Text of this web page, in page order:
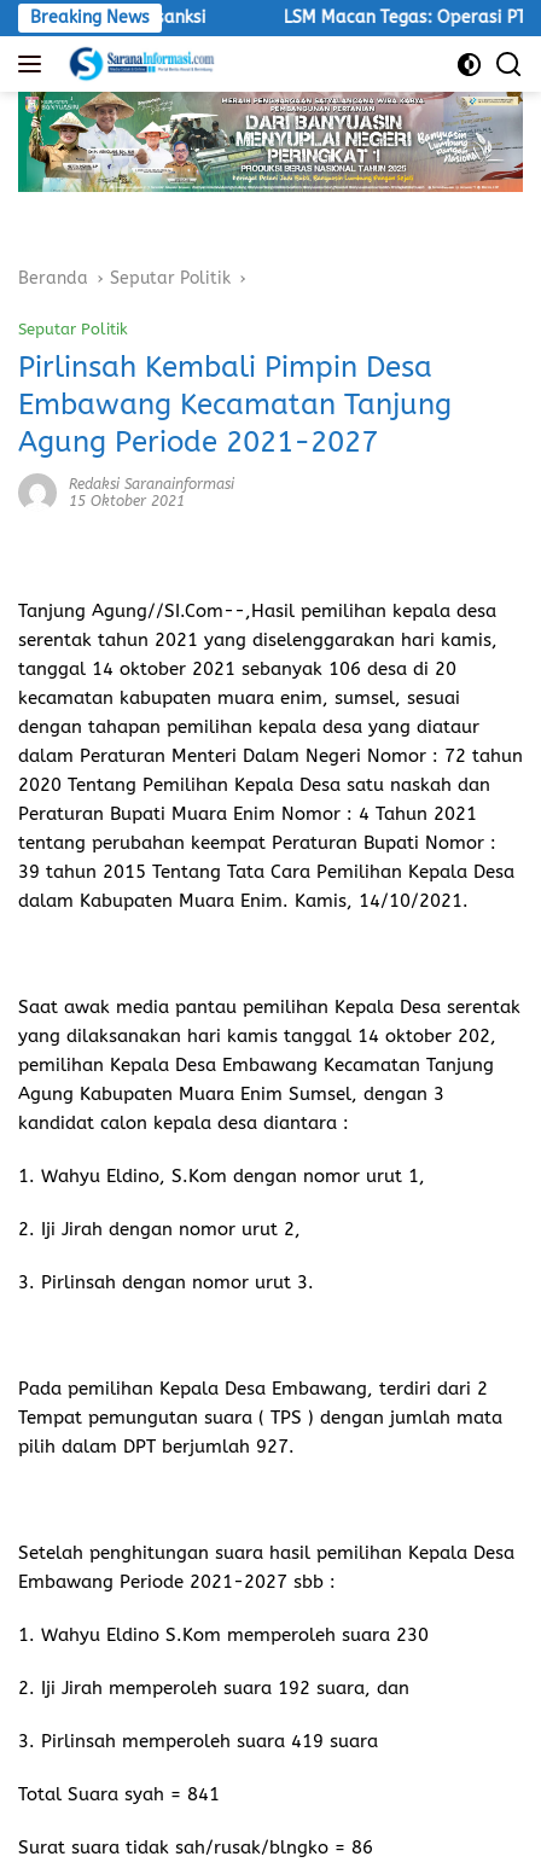
Langsung
ke
konten
Breaking News
Harus Disanksi LSM Macan Tegas: Operasi
Beranda Seputar Politik
Seputar Politik
Pirlinsah Kembali Pimpin Desa
Embawang Kecamatan Tanjung
Agung Periode 2021-2027
Redaksi Saranainformasi
15 Oktober 2021
Tanjung Agung//SI.Com- -,Hasil pemilihan kepala desa
serentak tahun 2021 yang diselenggarakan hari kamis,
tanggal 14 oktober 2021 sebanyak 106 desa di 20
kecamatan kabupaten muara enim, sumsel, sesuai
dengan tahapan pemilihan kepala desa yang diataur
dalam Peraturan Menteri Dalam Negeri Nomor : 72 tahun
2020 Tentang Pemilihan Kepala Desa satu naskah dan
Peraturan Bupati Muara Enim Nomor : 4 Tahun 2021
tentang perubahan keempat Peraturan Bupati Nomor :
39 tahun 2015 Tentang Tata Cara Pemilihan Kepala Desa
dalam Kabupaten Muara Enim. Kamis, 14/10/2021.
Saat awak media pantau pemilihan Kepala Desa serentak
yang dilaksanakan hari kamis tanggal 14 oktober 202,
pemilihan Kepala Desa Embawang Kecamatan Tanjung
Agung Kabupaten Muara Enim Sumsel, dengan 3
kandidat calon kepala desa diantara :
1. Wahyu Eldino, S.Kom dengan nomor urut 1,
2. Iji Jirah dengan nomor urut 2,
3. Pirlinsah dengan nomor urut 3.
Pada pemilihan Kepala Desa Embawang, terdiri dari 2
Tempat pemungutan suara ( TPS ) dengan jumlah mata
pilih dalam DPT berjumlah 927.
Setelah penghitungan suara hasil pemilihan Kepala Desa
Embawang Periode 2021-2027 sbb :
1. Wahyu Eldino S.Kom memperoleh suara 230
2. Iji Jirah memperoleh suara 192 suara, dan
3. Pirlinsah memperoleh suara 419 suara
Total Suara syah = 841
Surat suara tidak sah/rusak/blngko = 86